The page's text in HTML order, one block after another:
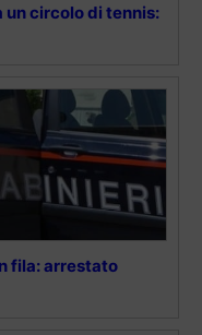
un circolo di tennis:
fila: arrestato